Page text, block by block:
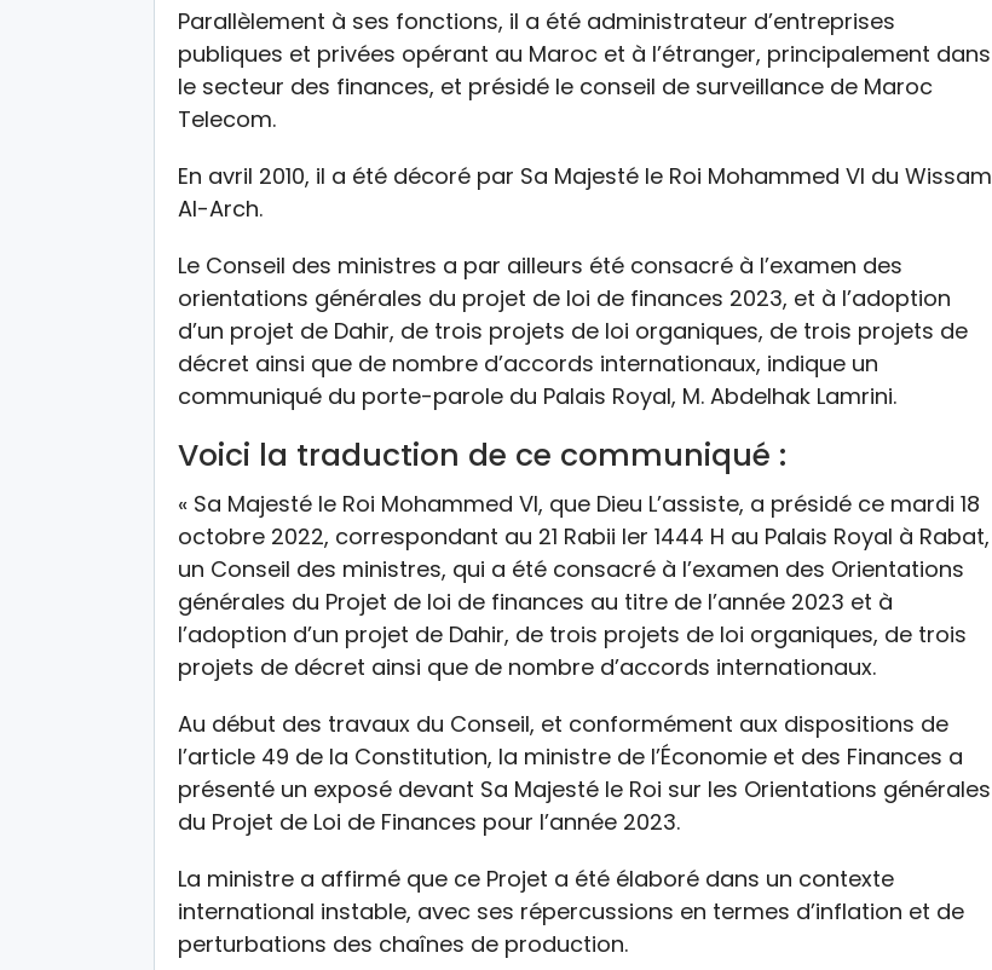
Parallèlement à ses fonctions, il a été administrateur d’entreprises
publiques et privées opérant au Maroc et à l’étranger, principalement dans
le secteur des finances, et présidé le conseil de surveillance de Maroc
Telecom.
En avril 2010, il a été décoré par Sa Majesté le Roi Mohammed VI du Wissam
Al-Arch.
Le Conseil des ministres a par ailleurs été consacré à l’examen des
orientations générales du projet de loi de finances 2023, et à l’adoption
d’un projet de Dahir, de trois projets de loi organiques, de trois projets de
décret ainsi que de nombre d’accords internationaux, indique un
communiqué du porte-parole du Palais Royal, M. Abdelhak Lamrini.
Voici la traduction de ce communiqué :
« Sa Majesté le Roi Mohammed VI, que Dieu L’assiste, a présidé ce mardi 18
octobre 2022, correspondant au 21 Rabii Ier 1444 H au Palais Royal à Rabat,
un Conseil des ministres, qui a été consacré à l’examen des Orientations
générales du Projet de loi de finances au titre de l’année 2023 et à
l’adoption d’un projet de Dahir, de trois projets de loi organiques, de trois
projets de décret ainsi que de nombre d’accords internationaux.
Au début des travaux du Conseil, et conformément aux dispositions de
l’article 49 de la Constitution, la ministre de l’Économie et des Finances a
présenté un exposé devant Sa Majesté le Roi sur les Orientations générales
du Projet de Loi de Finances pour l’année 2023.
La ministre a affirmé que ce Projet a été élaboré dans un contexte
international instable, avec ses répercussions en termes d’inflation et de
perturbations des chaînes de production.